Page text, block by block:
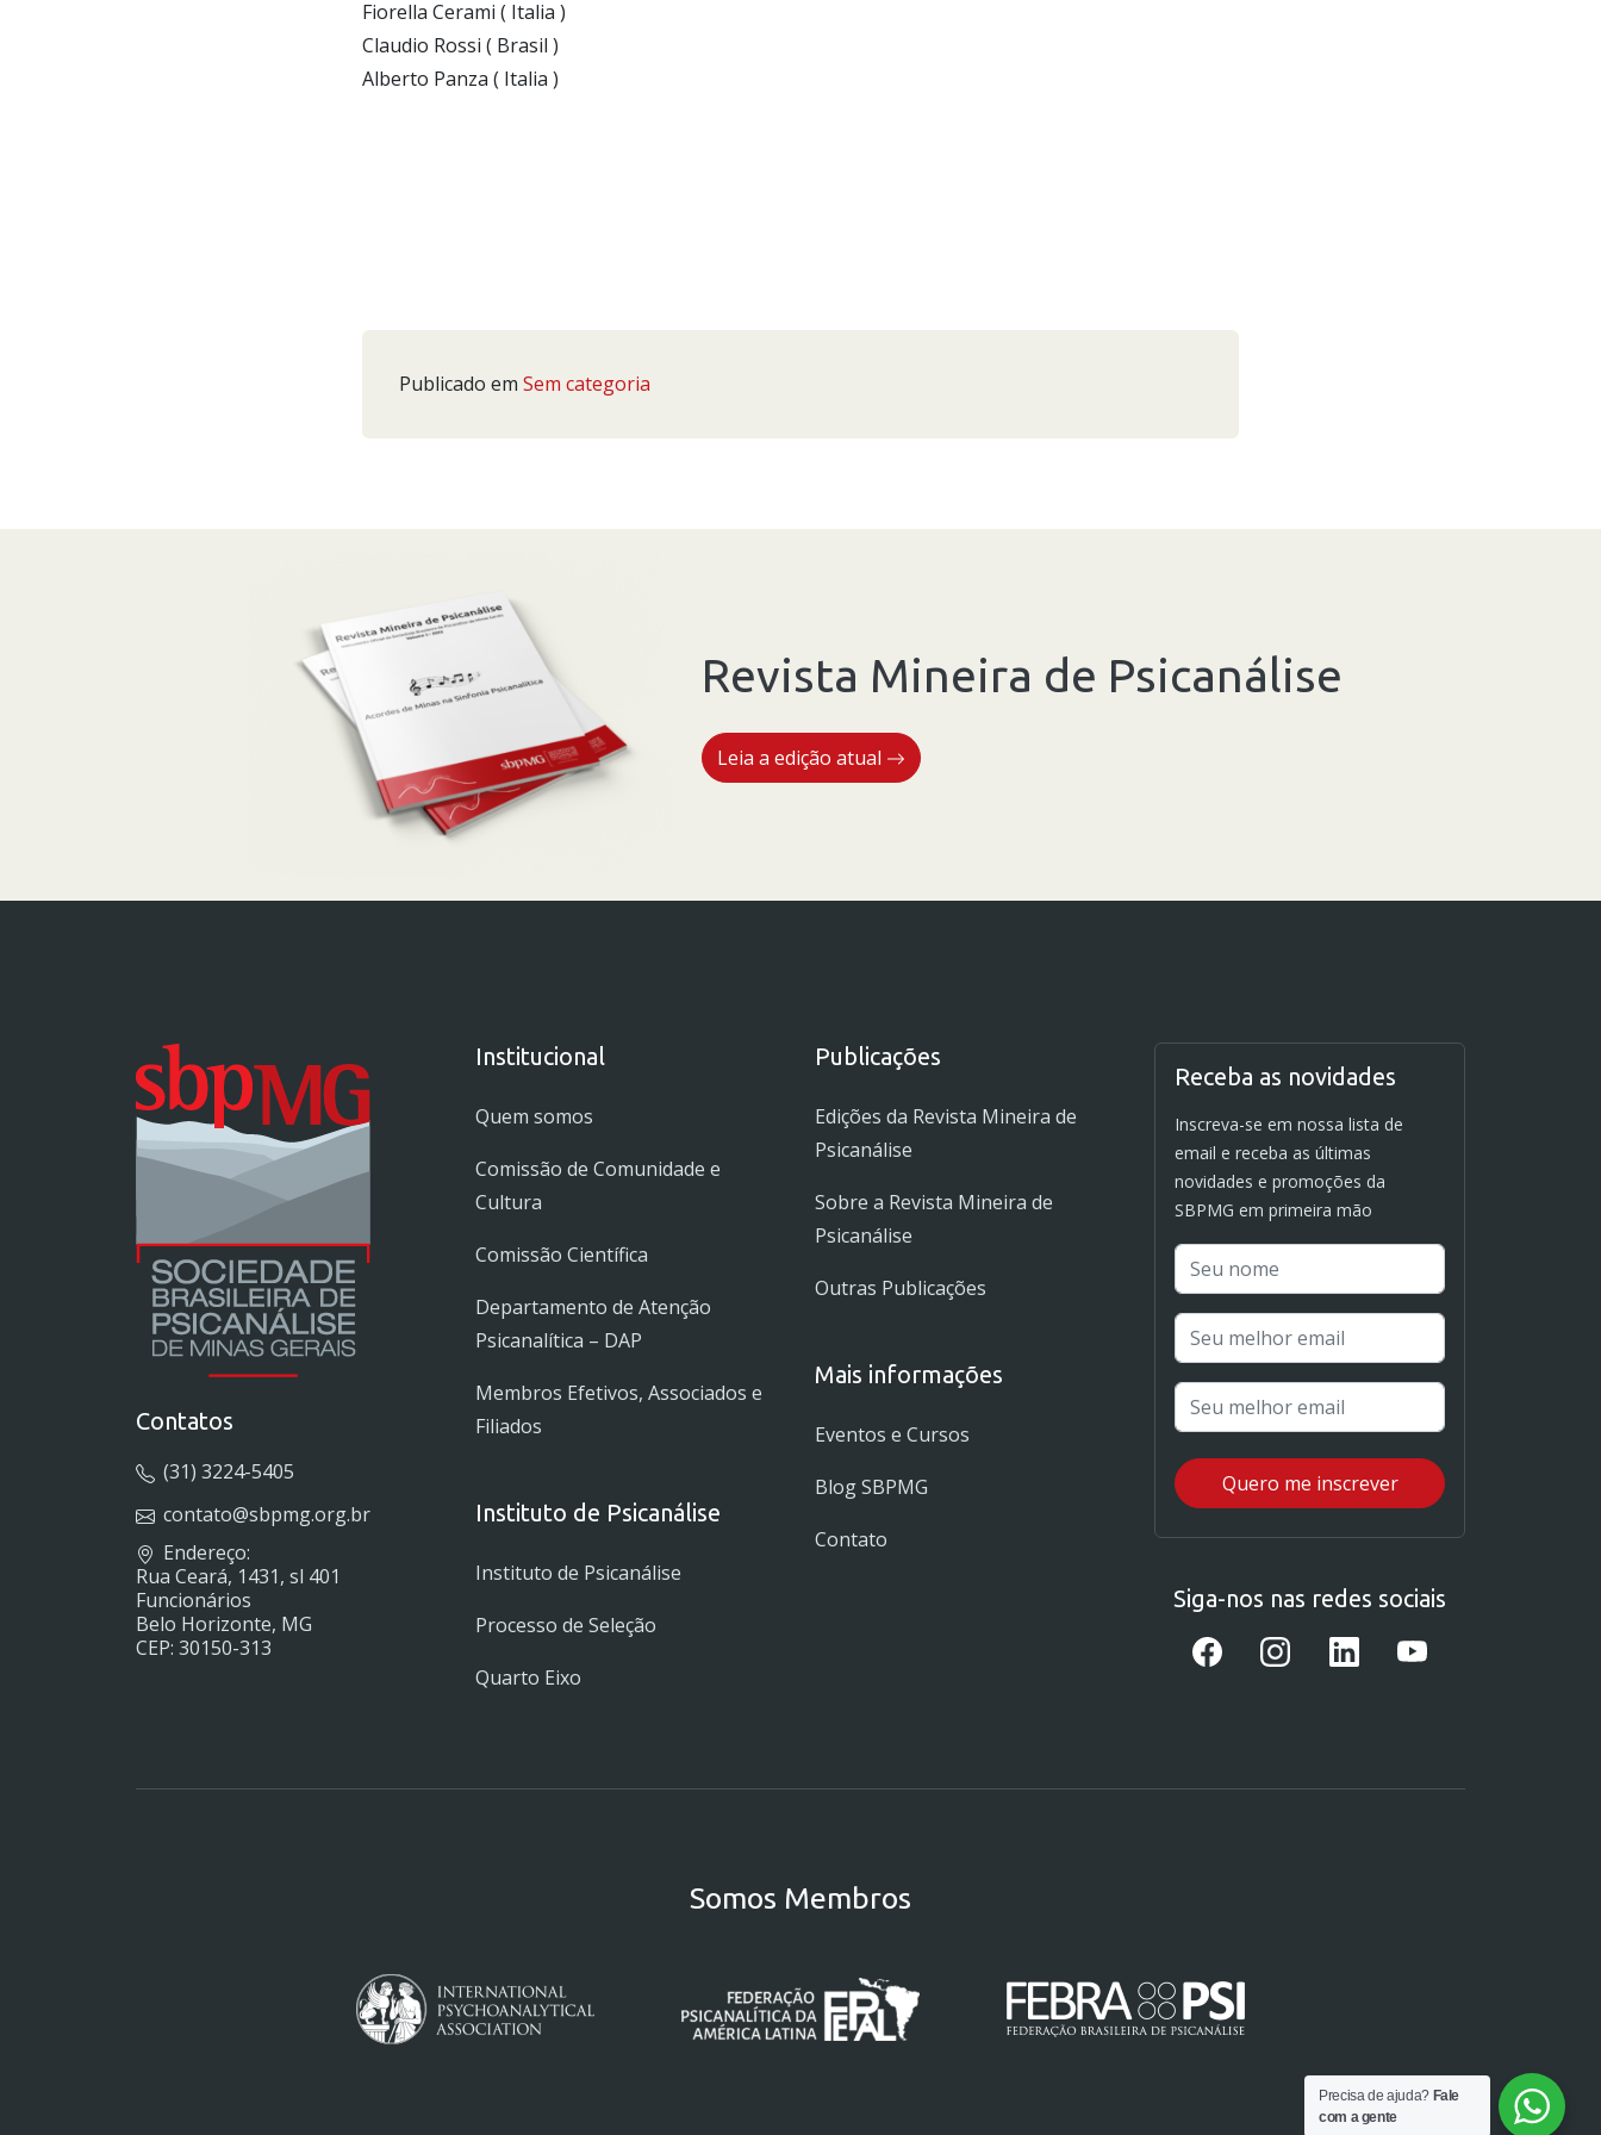
Fiorella Cerami ( Italia )
Claudio Rossi ( Brasil )
Alberto Panza ( Italia )
Publicado emSem categoria
Revista Mineira de Psicanálise
Leia a edição atual
Contatos
(31) 3224-5405
contato@sbpmg.org.br
Endereço:
Rua Ceará, 1431, sl 401
Funcionários
Belo Horizonte, MG
CEP: 30150-313
Institucional
Quem somos
Comissão de Comunidade e
Cultura
Comissão Científica
Departamento de Atenção
Psicanalítica – DAP
Membros Efetivos, Associados e
Filiados
Instituto de Psicanálise
Instituto de Psicanálise
Processo de Seleção
Quarto Eixo
Publicações
Edições da Revista Mineira de
Psicanálise
Sobre a Revista Mineira de
Psicanálise
Outras Publicações
Mais informações
Eventos e Cursos
Blog SBPMG
Contato
Receba as novidades
Inscreva-se em nossa lista de
email e receba as últimas
novidades e promoções da
SBPMG em primeira mão
Siga-nos nas redes sociais
Somos Membros
Precisa de ajuda? Fale
com a gente